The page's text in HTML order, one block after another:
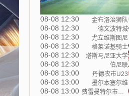
08-08 12:30 金布洛治狮队
08-08 12:30 德文波特城
08-08 12:30 尤立维斯图尼
08-08 12:30 格莱诺基骑士
08-08 12:30 塔斯马尼亚大学
08-08 12:30 伯尼联
08-08 13:00 丹德农市U23
08-08 13:00 墨尔本塞尔维
08-08 13:00